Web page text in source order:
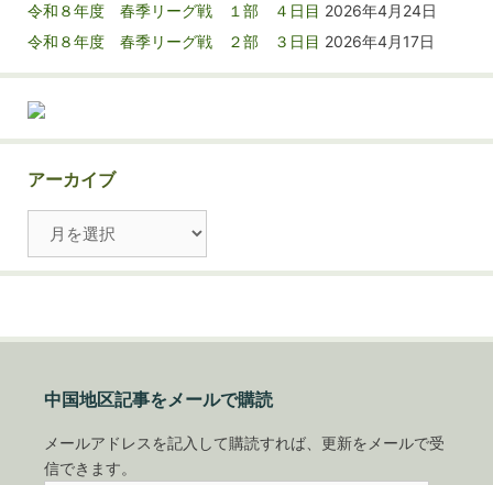
令和８年度 春季リーグ戦 １部 ４日目 2026年4月24日
令和８年度 春季リーグ戦 ２部 ３日目 2026年4月17日
アーカイブ
カ
中国地区記事をメールで購読
メールアドレスを記入して購読すれば、更新をメールで受
信できます。